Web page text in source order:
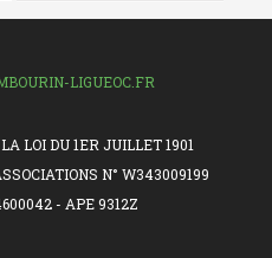
LIGUEOC.FR
LOI DU 1ER JUILLET 1901
N° W343009199
- APE 9312Z